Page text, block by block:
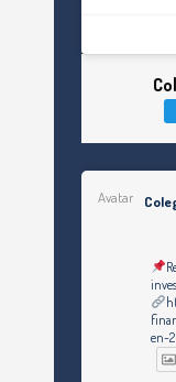
Avatar
en-